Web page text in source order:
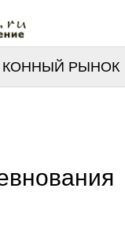
КОННЫЙ РЫНОК